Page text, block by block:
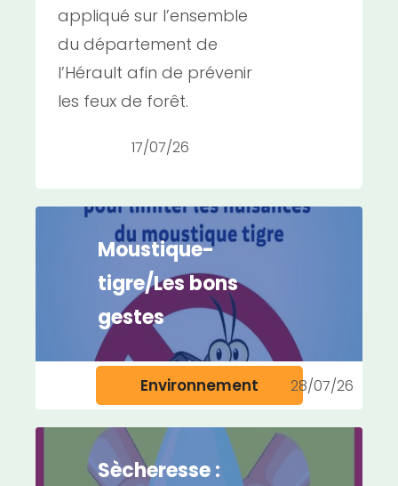
appliqué sur l’ensemble
du département de
l’Hérault afin de prévenir
les feux de forêt.
17/07/26
Moustique-
tigre/Les bons
gestes
Environnement 28/07/26
Sècheresse :